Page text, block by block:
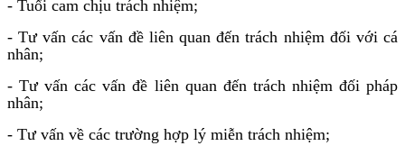
- Tuổi cam chịu trách nhiệm;
- Tư vấn các vấn đề liên quan đến trách nhiệm đối với cá
nhân;
- Tư vấn các vấn đề liên quan đến trách nhiệm đối pháp
nhân;
- Tư vấn về các trường hợp lý miễn trách nhiệm;